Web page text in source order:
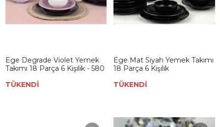
Ege Degrade Violet Yemek
Takımı 18 Parça 6 Kişilik - 580
TÜKENDİ
Ege Mat Siyah Yemek Takımı
18 Parça 6 Kişilik
TÜKENDİ